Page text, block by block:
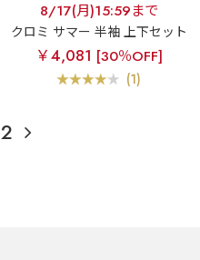
8/17(月)15:59まで
クロミ サマー 半袖 上下セット
￥4,081 [30％OFF]
(1)
2